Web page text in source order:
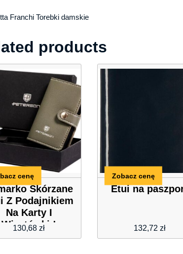
Franchi Torebki damskie
products
Skórzane
Z Podajnikiem
Na Karty I
Wizytówki !
130,68 zł
cenę
Etui na
132,72 zł
Zobacz cenę